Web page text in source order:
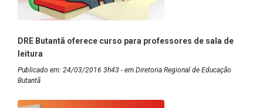
DRE Butantã oferece curso para professores de sala de
leitura
Publicado em: 24/03/2016 3h43 - em Diretoria Regional de Educação
Butantã